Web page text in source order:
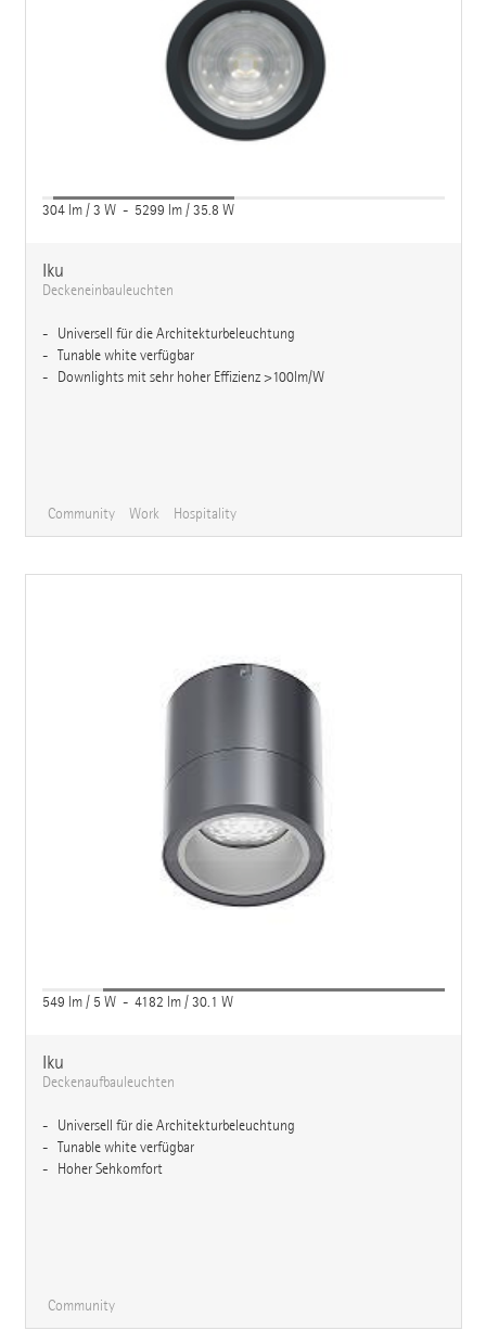
304 lm / 3 W - 5299 lm / 35.8 W
Iku
Deckeneinbauleuchten
Universell für die Architekturbeleuchtung
Tunable white verfügbar
Downlights mit sehr hoher Effizienz >100lm/W
Community Work Hospitality
549 lm / 5 W - 4182 lm / 30.1 W
Iku
Deckenaufbauleuchten
Universell für die Architekturbeleuchtung
Tunable white verfügbar
Hoher Sehkomfort
Community